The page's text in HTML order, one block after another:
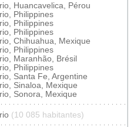
Huancavelica, Pérou
Philippines
Philippines
Philippines
Chihuahua, Mexique
Philippines
Maranhão, Brésil
Philippines
Santa Fe, Argentine
Sinaloa, Mexique
Sonora, Mexique
(10 085 habitantes)